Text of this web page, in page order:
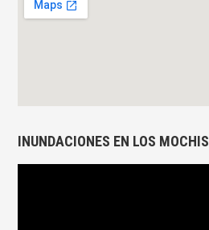
INUNDACIONES EN LOS MOCHIS